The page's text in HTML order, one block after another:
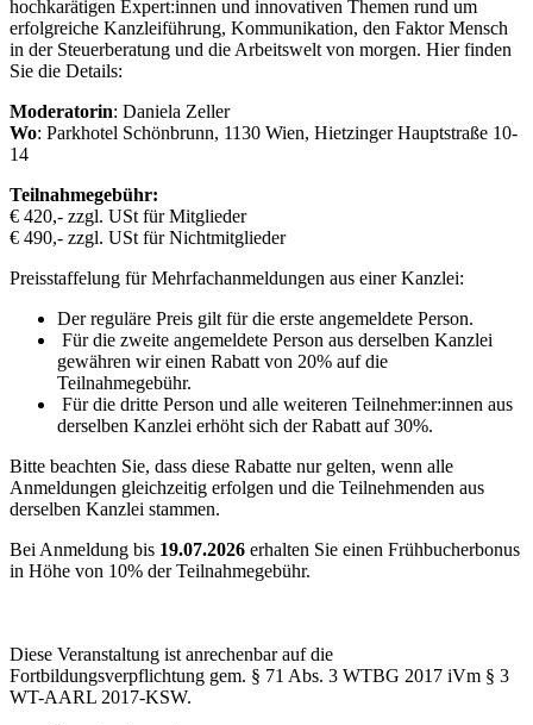
hochkarätigen Expert:innen und innovativen Themen rund um
erfolgreiche Kanzleiführung, Kommunikation, den Faktor Mensch
in der Steuerberatung und die Arbeitswelt von morgen. Hier finden
Sie die Details:
Moderatorin: Daniela Zeller
Wo: Parkhotel Schönbrunn, 1130 Wien, Hietzinger Hauptstraße 10-
14
Teilnahmegebühr:
€ 420,- zzgl. USt für Mitglieder
€ 490,- zzgl. USt für Nichtmitglieder
Preisstaffelung für Mehrfachanmeldungen aus einer Kanzlei:
Der reguläre Preis gilt für die erste angemeldete Person.
Für die zweite angemeldete Person aus derselben Kanzlei
gewähren wir einen Rabatt von 20% auf die
Teilnahmegebühr.
Für die dritte Person und alle weiteren Teilnehmer:innen aus
derselben Kanzlei erhöht sich der Rabatt auf 30%.
Bitte beachten Sie, dass diese Rabatte nur gelten, wenn alle
Anmeldungen gleichzeitig erfolgen und die Teilnehmenden aus
derselben Kanzlei stammen.
Bei Anmeldung bis 19.07.2026 erhalten Sie einen Frühbucherbonus
in Höhe von 10% der Teilnahmegebühr.
Diese Veranstaltung ist anrechenbar auf die
Fortbildungsverpflichtung gem. § 71 Abs. 3 WTBG 2017 iVm § 3
WT-AARL 2017-KSW.